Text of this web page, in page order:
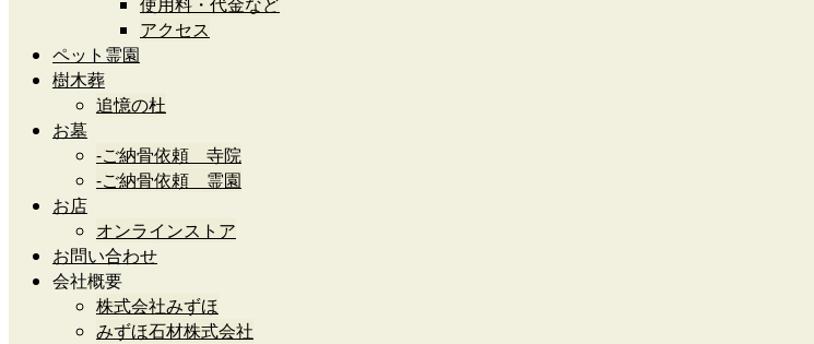
アクセス
ペット霊園
樹木葬
追憶の杜
お墓
-ご納骨依頼 寺院
-ご納骨依頼 霊園
お店
オンラインストア
お問い合わせ
会社概要
株式会社みずほ
みずほ石材株式会社